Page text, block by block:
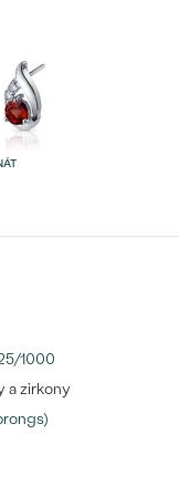
1000
a zirkony